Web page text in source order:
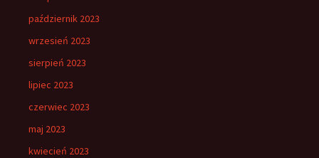
październik 2023
wrzesień 2023
sierpień 2023
lipiec 2023
czerwiec 2023
maj 2023
kwiecień 2023